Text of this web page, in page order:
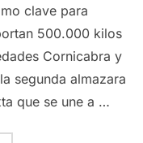
clave para
500.000 kilos
Cornicabra y
segunda almazara
que se une a …